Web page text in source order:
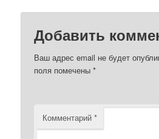
Добавить
Ваш адрес email не будет
поля помечены*
Комментарий*